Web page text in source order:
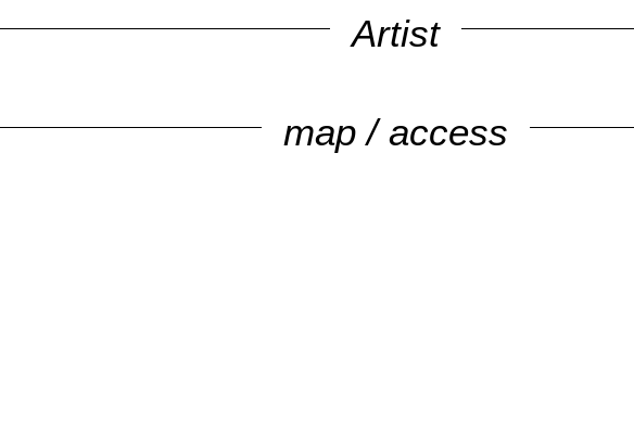
Artist
map / access